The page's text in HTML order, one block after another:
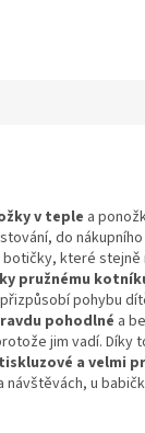
v teple a
do
které stejně
pružnému
pohybu
pohodlné a
jim vadí. Díky
a velmi
u